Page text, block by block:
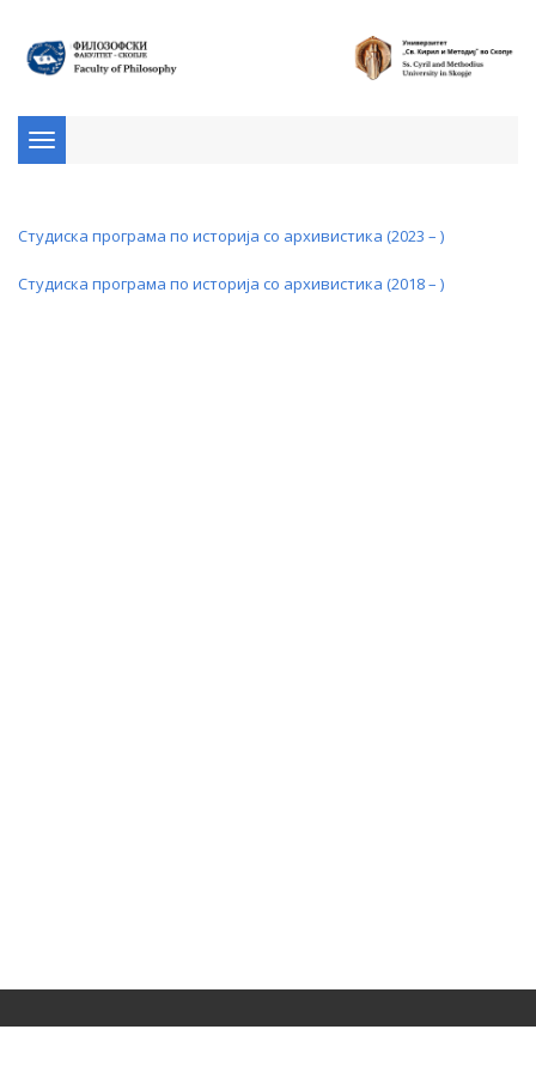
Toggle
navigation
Студиска програма по историја со архивистика (2023 – )
Студиска програма по историја со архивистика (2018 – )